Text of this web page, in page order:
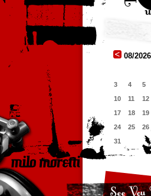
08/2026
3
4 5
10
11 12
17
18 19
24
25 26
31